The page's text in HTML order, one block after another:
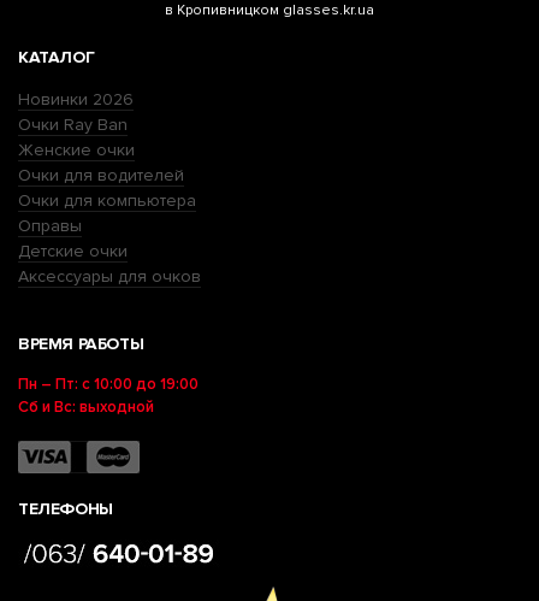
в Кропивницком glasses.kr.ua
КАТАЛОГ
Новинки 2026
Очки Ray Ban
Женские очки
Очки для водителей
Очки для компьютера
Оправы
Детские очки
Аксессуары для очков
ВРЕМЯ РАБОТЫ
Пн – Пт: с 10:00 до 19:00
Сб и Вс: выходной
ТЕЛЕФОНЫ